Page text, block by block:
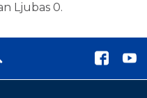
Ljubas 0.